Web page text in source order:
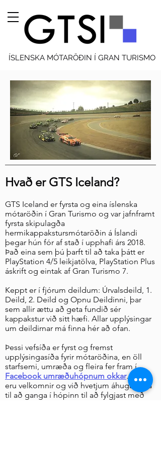
ÍSLENSKA MÓTARÖÐIN Í GRAN TURISMO
Hvað er GTS Iceland?
GTS Iceland er fyrsta og eina íslenska
mótaröðin í Gran Turismo og var jafnframt
fyrsta skipulagða
hermikappakstursmótaröðin á Íslandi
þegar hún fór af stað í upphafi árs 2018.
Það eina sem þú þarft til að taka þátt er
PlayStation 4/5 leikjatölva, PlayStation Plus
áskrift og eintak af Gran Turismo 7.
Keppt er í fjórum deildum: Úrvalsdeild, 1.
Deild, 2. Deild og Opnu Deildinni, þar
sem allir ættu að geta fundið sér
kappakstur við sitt hæfi. Allar upplýsingar
um deildirnar má finna hér að ofan.
Þessi vefsíða er fyrst og fremst
upplýsingasíða fyrir mótaröðina, en öll
starfsemi, umræða og fleira fer fram í
Facebook umræðuhópnum okkar. Allir
eru velkomnir og við hvetjum áhugasama
til að ganga í hópinn til að fylgjast með